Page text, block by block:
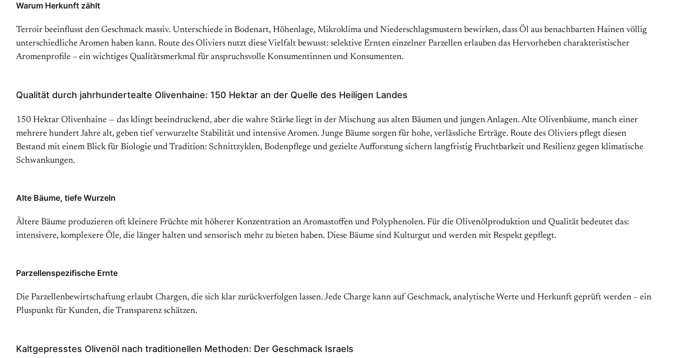
Warum Herkunft zählt
Terroir beeinflusst den Geschmack massiv. Unterschiede in Bodenart, Höhenlage, Mikroklima und Niederschlagsmustern bewirken, dass Öl aus benachbarten Hainen völlig
unterschiedliche Aromen haben kann. Route des Oliviers nutzt diese Vielfalt bewusst: selektive Ernten einzelner Parzellen erlauben das Hervorheben charakteristischer
Aromenprofile – ein wichtiges Qualitätsmerkmal für anspruchsvolle Konsumentinnen und Konsumenten.
Qualität durch jahrhundertealte Olivenhaine: 150 Hektar an der Quelle des Heiligen Landes
150 Hektar Olivenhaine — das klingt beeindruckend, aber die wahre Stärke liegt in der Mischung aus alten Bäumen und jungen Anlagen. Alte Olivenbäume, manch einer
mehrere hundert Jahre alt, geben tief verwurzelte Stabilität und intensive Aromen. Junge Bäume sorgen für hohe, verlässliche Erträge. Route des Oliviers pflegt diesen
Bestand mit einem Blick für Biologie und Tradition: Schnittzyklen, Bodenpflege und gezielte Aufforstung sichern langfristig Fruchtbarkeit und Resilienz gegen klimatische
Schwankungen.
Alte Bäume, tiefe Wurzeln
Ältere Bäume produzieren oft kleinere Früchte mit höherer Konzentration an Aromastoffen und Polyphenolen. Für die Olivenölproduktion und Qualität bedeutet das:
intensivere, komplexere Öle, die länger halten und sensorisch mehr zu bieten haben. Diese Bäume sind Kulturgut und werden mit Respekt gepflegt.
Parzellenspezifische Ernte
Die Parzellenbewirtschaftung erlaubt Chargen, die sich klar zurückverfolgen lassen. Jede Charge kann auf Geschmack, analytische Werte und Herkunft geprüft werden – ein
Pluspunkt für Kunden, die Transparenz schätzen.
Kaltgepresstes Olivenöl nach traditionellen Methoden: Der Geschmack Israels